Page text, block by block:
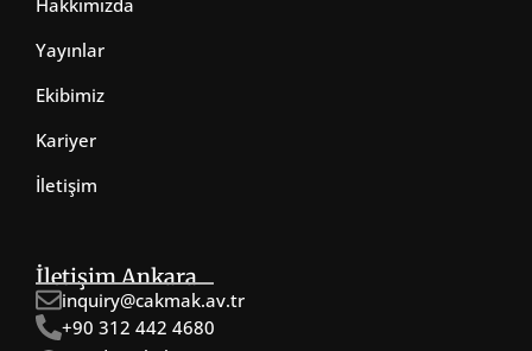
Hakkımızda
Yayınlar
Ekibimiz
Kariyer
İletişim
İletişim Ankara
inquiry@cakmak.av.tr
+90 312 442 4680